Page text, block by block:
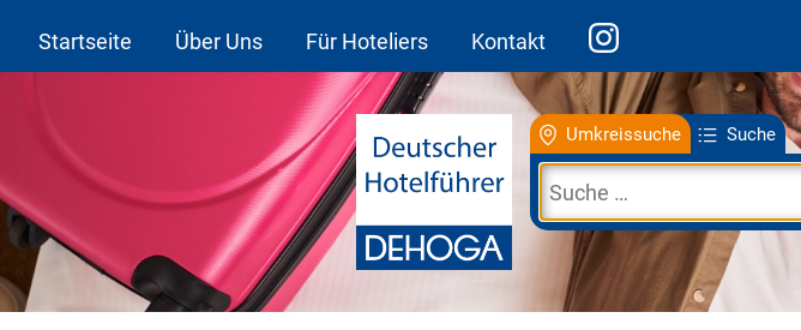
Startseite Über Uns Für Hoteliers Kontakt
Umkreissuche Suche